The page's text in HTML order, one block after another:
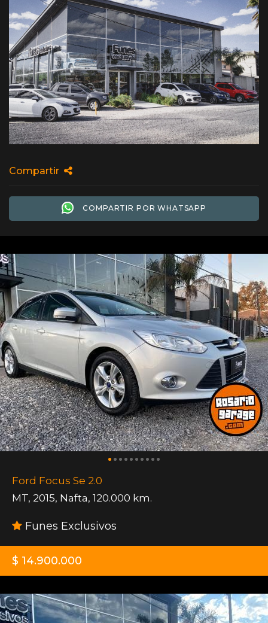
Compartir
COMPARTIR POR WHATSAPP
Ford Focus Se 2.0
MT, 2015, Nafta, 120.000 km.
Funes Exclusivos
$ 14.900.000